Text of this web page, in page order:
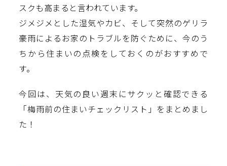
スクも高まると言われています。
ジメジメとした湿気やカビ、そして突然のゲリラ
豪雨によるお家のトラブルを防ぐために、今のう
ちから住まいの点検をしておくのがおすすめで
す。
今回は、天気の良い週末にサクッと確認できる
「梅雨前の住まいチェックリスト」をまとめまし
た！